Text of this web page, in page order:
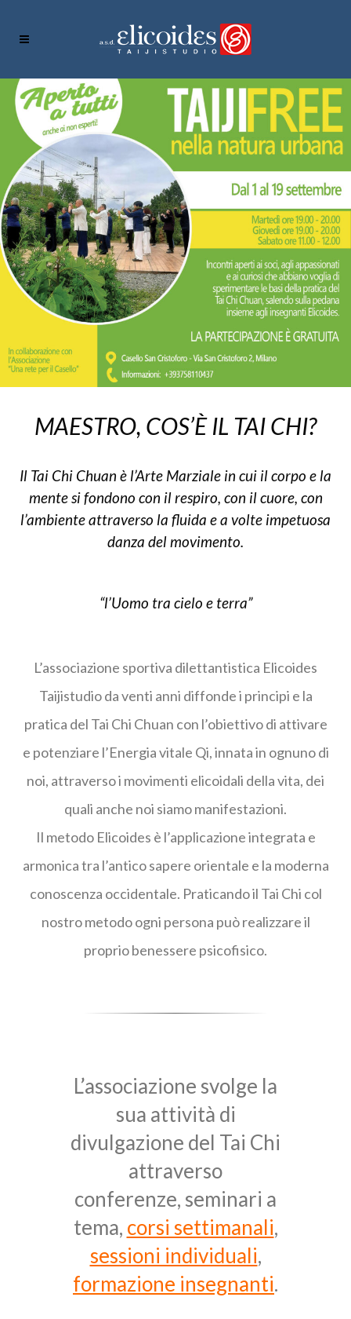
MAESTRO, COS’È IL TAI CHI?
Il Tai Chi Chuan è l’Arte Marziale in cui il corpo e la
mente si fondono con il respiro, con il cuore, con
l’ambiente attraverso la fluida e a volte impetuosa
danza del movimento.
“l’Uomo tra cielo e terra”
L’associazione sportiva dilettantistica Elicoides
Taijistudio da venti anni diffonde i principi e la
pratica del Tai Chi Chuan con l’obiettivo di attivare
e potenziare l’Energia vitale Qi, innata in ognuno di
noi, attraverso i movimenti elicoidali della vita, dei
quali anche noi siamo manifestazioni.
Il metodo Elicoides è l’applicazione integrata e
armonica tra l’antico sapere orientale e la moderna
conoscenza occidentale. Praticando il Tai Chi col
nostro metodo ogni persona può realizzare il
proprio benessere psicofisico.
L’associazione svolge la
sua attività di
divulgazione del Tai Chi
attraverso
conferenze, seminari a
tema, corsi settimanali,
sessioni individuali,
formazione insegnanti.